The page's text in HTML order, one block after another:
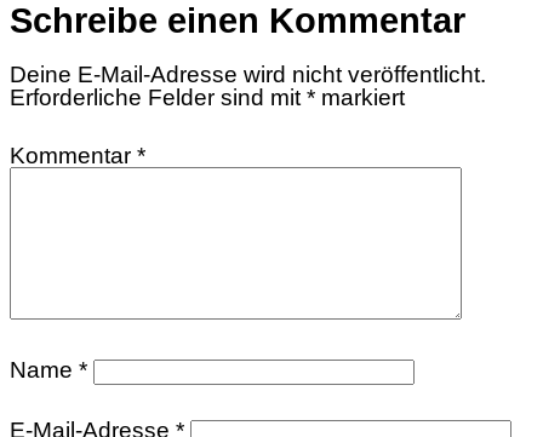
Schreibe einen Kommentar
Deine E-Mail-Adresse wird nicht veröffentlicht.
Erforderliche Felder sind mit * markiert
Kommentar *
Name *
E-Mail-Adresse *